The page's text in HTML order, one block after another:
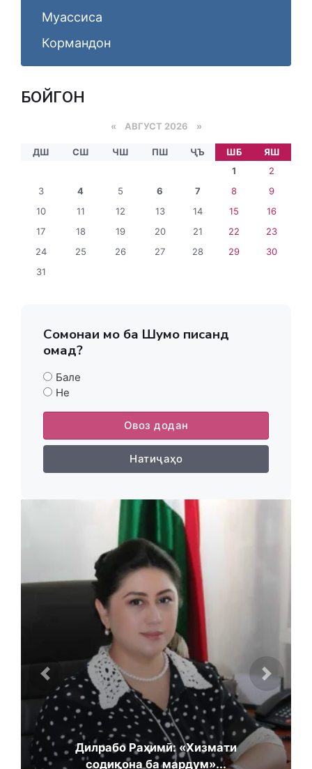
Муассиса
Кормандон
БОЙГОНӢ
« АВГУСТ 2026 »
ДШ СШ ЧШ ПШ ҶЪ ШБ
ЯШ
1
2
3
4 5 6 7 8
9
10
11 12 13 14 15
16
17
18 19 20 21 22
23
24
25 26 27 28 29
30
31
Сомонаи мо ба Шумо писанд
омад?
Бале
Не
Овоз додан
Натиҷаҳо
Дилрабо Раҳимӣ: «Хизмати
содиқона ба мардум»...